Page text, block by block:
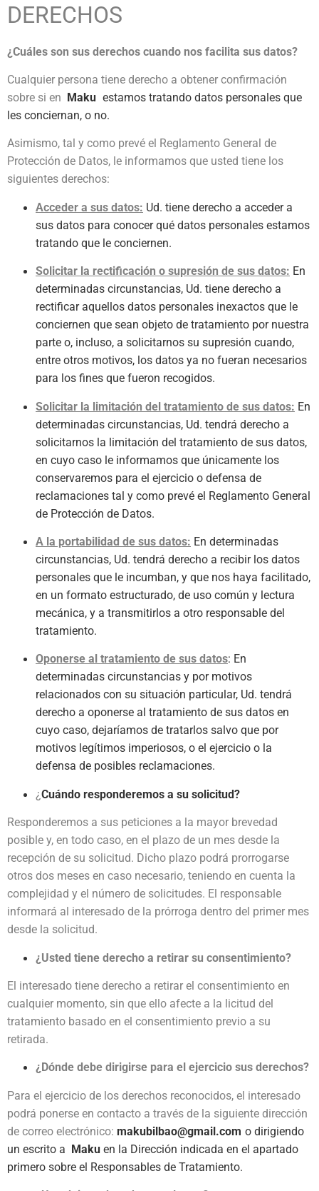
DERECHOS
¿Cuáles son sus derechos cuando nos facilita sus datos?
Cualquier persona tiene derecho a obtener confirmación
sobre si en Maku estamos tratando datos personales que
les conciernan, o no.
Asimismo, tal y como prevé el Reglamento General de
Protección de Datos, le informamos que usted tiene los
siguientes derechos:
Acceder a sus datos: Ud. tiene derecho a acceder a
sus datos para conocer qué datos personales estamos
tratando que le conciernen.
Solicitar la rectificación o supresión de sus datos: En
determinadas circunstancias, Ud. tiene derecho a
rectificar aquellos datos personales inexactos que le
conciernen que sean objeto de tratamiento por nuestra
parte o, incluso, a solicitarnos su supresión cuando,
entre otros motivos, los datos ya no fueran necesarios
para los fines que fueron recogidos.
Solicitar la limitación del tratamiento de sus datos: En
determinadas circunstancias, Ud. tendrá derecho a
solicitarnos la limitación del tratamiento de sus datos,
en cuyo caso le informamos que únicamente los
conservaremos para el ejercicio o defensa de
reclamaciones tal y como prevé el Reglamento General
de Protección de Datos.
A la portabilidad de sus datos: En determinadas
circunstancias, Ud. tendrá derecho a recibir los datos
personales que le incumban, y que nos haya facilitado,
en un formato estructurado, de uso común y lectura
mecánica, y a transmitirlos a otro responsable del
tratamiento.
Oponerse al tratamiento de sus datos: En
determinadas circunstancias y por motivos
relacionados con su situación particular, Ud. tendrá
derecho a oponerse al tratamiento de sus datos en
cuyo caso, dejaríamos de tratarlos salvo que por
motivos legítimos imperiosos, o el ejercicio o la
defensa de posibles reclamaciones.
¿Cuándo responderemos a su solicitud?
Responderemos a sus peticiones a la mayor brevedad
posible y, en todo caso, en el plazo de un mes desde la
recepción de su solicitud. Dicho plazo podrá prorrogarse
otros dos meses en caso necesario, teniendo en cuenta la
complejidad y el número de solicitudes. El responsable
informará al interesado de la prórroga dentro del primer mes
desde la solicitud.
¿Usted tiene derecho a retirar su consentimiento?
El interesado tiene derecho a retirar el consentimiento en
cualquier momento, sin que ello afecte a la licitud del
tratamiento basado en el consentimiento previo a su
retirada.
¿Dónde debe dirigirse para el ejercicio sus derechos?
Para el ejercicio de los derechos reconocidos, el interesado
podrá ponerse en contacto a través de la siguiente dirección
de correo electrónico: makubilbao@gmail.com o dirigiendo
un escrito a Maku en la Dirección indicada en el apartado
primero sobre el Responsables de Tratamiento.